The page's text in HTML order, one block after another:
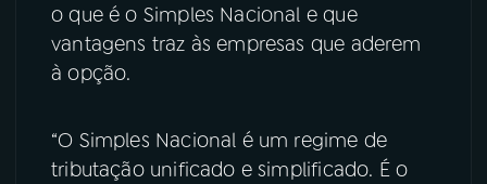
ACOMPANHE A RÁDIO NACIONAL
Instagram X
o que é o Simples Nacional e que
vantagens traz às empresas que aderem
à opção.
“O Simples Nacional é um regime de
tributação unificado e simplificado. É o